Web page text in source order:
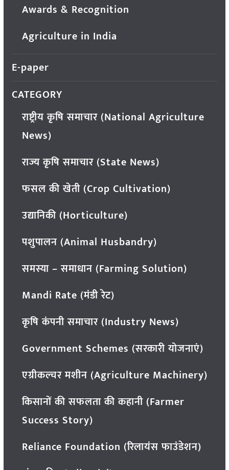
Awards & Recognition
Agriculture in India
E-paper
CATEGORY
राष्ट्रीय कृषि समाचार (National Agriculture
News)
राज्य कृषि समाचार (State News)
फसल की खेती (Crop Cultivation)
उद्यानिकी (Horticulture)
पशुपालन (Animal Husbandry)
समस्या – समाधान (Farming Solution)
Mandi Rate (मंडी रेट)
कृषि कंपनी समाचार (Industry News)
Government Schemes (सरकारी योजनाएं)
एग्रीकल्चर मशीन (Agriculture Machinery)
किसानों की सफलता की कहानी (Farmer
Success Story)
Reliance Foundation (रिलायंस फाउंडेशन)